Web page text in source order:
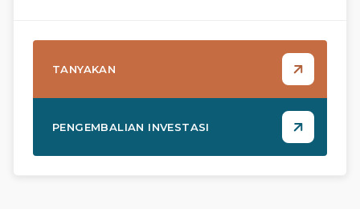
TANYAKAN
PENGEMBALIAN INVESTASI